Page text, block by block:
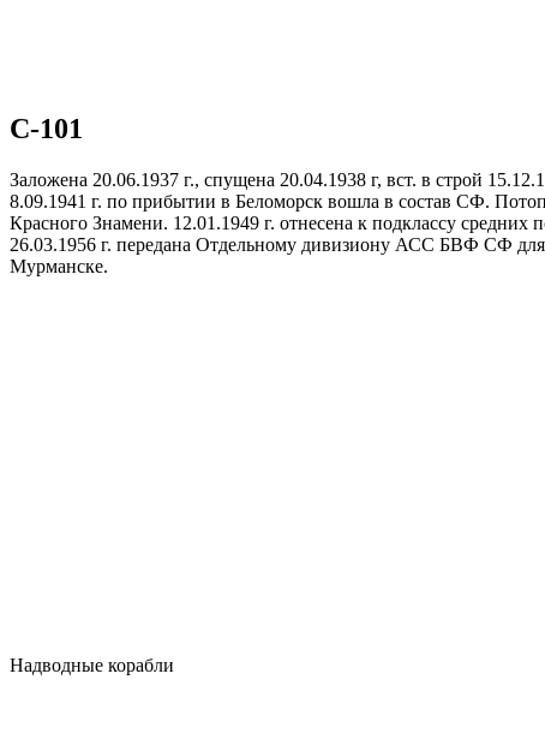
С-101
Заложена 20.06.1937 г., спущена 20.04.1938 г, вст. в строй
8.09.1941 г. по прибытии в Беломорск вошла в состав СФ.
Красного Знамени. 12.01.1949 г. отнесена к подклассу
26.03.1956 г. передана Отдельному дивизиону АСС БВФ СФ для
Мурманске.
Надводные корабли